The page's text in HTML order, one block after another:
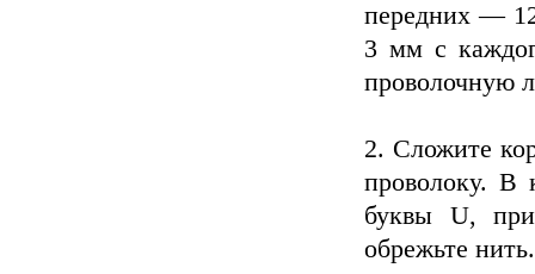
передних —
3 мм с
проволочную
2. Сложите
проволоку. В
буквы U, при
обрежьте нить.